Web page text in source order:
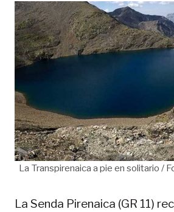
La Transpirenaica a pie en solitario /
La Senda Pirenaica (GR 11)